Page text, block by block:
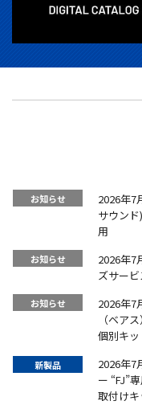
2026年7
サウン
用
2026年7
ズサー
2026年7
（ベア
個別キ
2026年7
ー “FJ”
取付け